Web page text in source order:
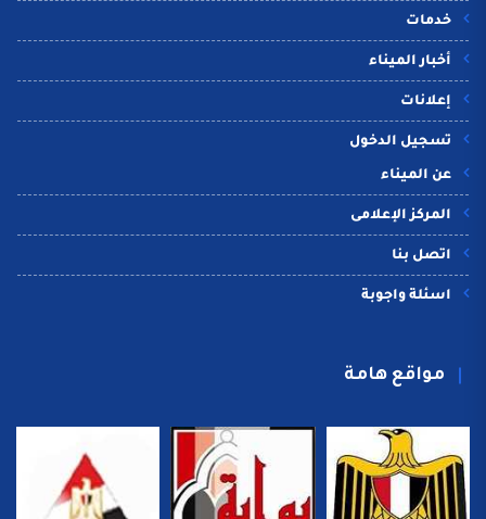
خدمات
أخبار الميناء
إعلانات
تسجيل الدخول
عن الميناء
المركز الإعلامى
اتصل بنا
اسئلة واجوبة
مواقع هامة